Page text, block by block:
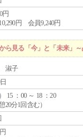
円
円 会員9,240円
ら見る「今」と「未来」
淑子
15 ：00 ～ 18 ：20
20分1回含む）